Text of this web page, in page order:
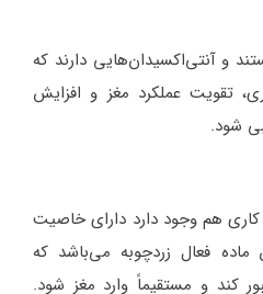
و آنتی‌اکسیدان‌هایی دارند که
تقویت عملکرد مغز و افزایش
شود.
کاری هم وجود دارد دارای خاصیت
فعال زردچوبه می‌باشد که
کند و مستقیماً وارد مغز شود.